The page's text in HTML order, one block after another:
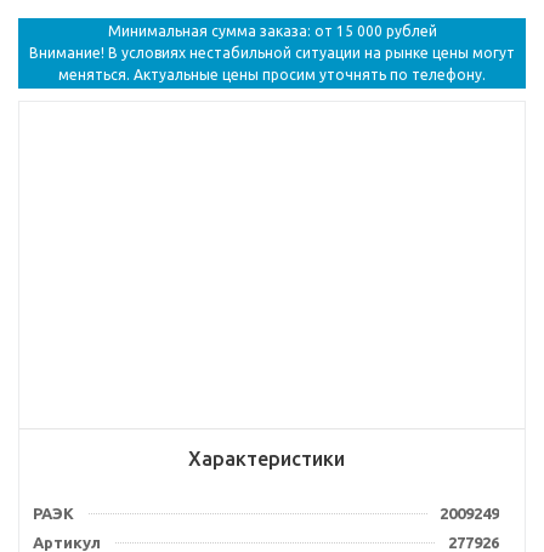
Минимальная сумма заказа: от 15 000 рублей
Внимание! В условиях нестабильной ситуации на рынке цены могут
меняться. Актуальные цены просим уточнять по телефону.
Характеристики
РАЭК
2009249
Артикул
277926